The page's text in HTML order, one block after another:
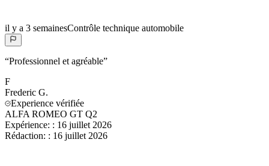
il y a 3 semainesContrôle technique automobile
“Professionnel et agréable”
F
Frederic G.
Experience vérifiée
ALFA ROMEO GT Q2
Expérience: : 16 juillet 2026
Rédaction: : 16 juillet 2026